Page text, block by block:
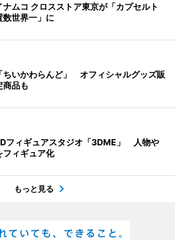
ナムコ クロスストア東京が「カプセルト
数世界一」に
ちいかわらんど」 オフィシャルグッズ販
商品も
フィギュアスタジオ「3DME」 人物や
フィギュア化
もっと見る